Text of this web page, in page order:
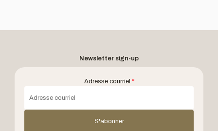
Newsletter sign-up
Adresse courriel *
S'abonner